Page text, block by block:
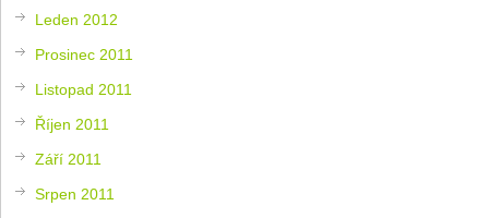
Leden 2012
Prosinec 2011
Listopad 2011
Říjen 2011
Září 2011
Srpen 2011